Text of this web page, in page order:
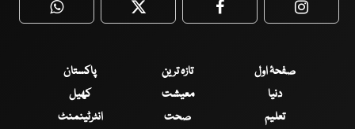
WhatsApp Twitter Facebook
صفحۂ اول تازہ ترین
پاکستان
دنیا
معیشت
کھیل
تعلیم
صحت
انٹرٹینمنٹ